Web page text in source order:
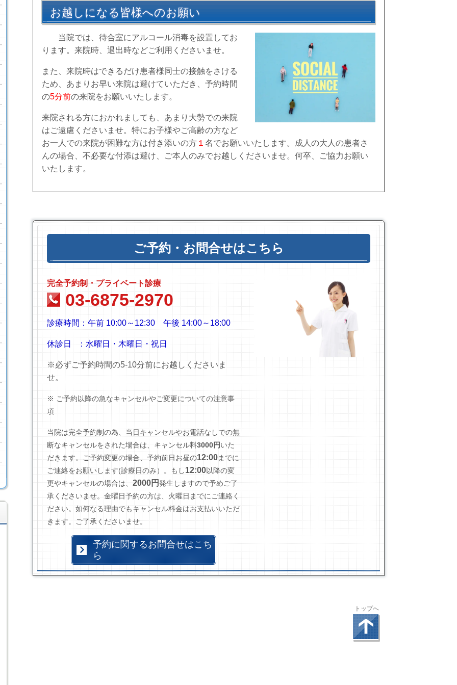
お越しになる皆様へのお願い
当院では、待合室にアルコール消毒を設置してお
ります。来院時、退出時などご利用くださいませ。
また、来院時はできるだけ患者様同士の接触をさける
ため、あまりお早い来院は避けていただき、予約時間
の5分前の来院をお願いいたします。
来院される方におかれましても、あまり大勢での来院
はご遠慮くださいませ。特にお子様やご高齢の方など
お一人での来院が困難な方は付き添いの方 １名でお願いいたします。成人の大人の患者さ
んの場合、不必要な付添は避け、ご本人のみでお越しくださいませ。何卒、ご協力お願い
いたします。
ご予約・お問合せはこちら
完全予約制・プライベート診療
03-6875-2970
診療時間： 午前 10:00～12:30 午後 14:00～18:00
休診日 ：水曜日・木曜日・祝日
※必ずご予約時間の5-10分前にお越しくださいま
せ。
※ ご予約以降の急なキャンセルやご変更についての注意事
項
当院は完全予約制の為、当日キャンセルやお電話なしでの無
断なキャンセルをされた場合は、キャンセル料3000円いた
だきます。 ご予約変更の場合、予約前日お昼の12:00までに
ご連絡をお願いします(診療日のみ）
。もし12:00以降の変
更やキャンセルの場合は、 2000円発生しますので予めご了
承くださいませ。金曜日予約の方は、火曜日までにご連絡く
ださい。如何なる理由でもキャンセル料金はお支払いいただ
きます。ご了承くださいませ。
予約に関するお問合せはこち
ら
トップへ